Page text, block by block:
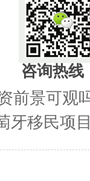
咨询热线
前景可观
牙移民项